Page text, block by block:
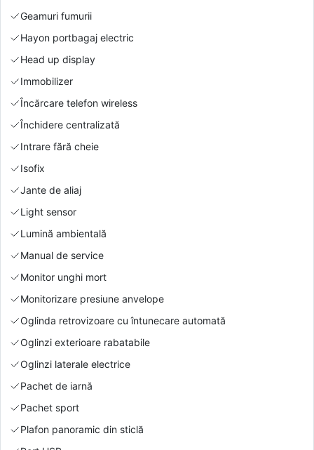
Geamuri fumurii
Hayon portbagaj electric
Head up display
Immobilizer
Încărcare telefon wireless
Închidere centralizată
Intrare fără cheie
Isofix
Jante de aliaj
Light sensor
Lumină ambientală
Manual de service
Monitor unghi mort
Monitorizare presiune anvelope
Oglinda retrovizoare cu întunecare automată
Oglinzi exterioare rabatabile
Oglinzi laterale electrice
Pachet de iarnă
Pachet sport
Plafon panoramic din sticlă